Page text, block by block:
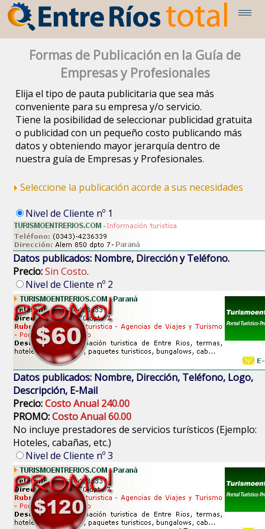
Formas de Publicación en la Guía de
Empresas y Profesionales
Elija el tipo de pauta publicitaria que sea más
conveniente para su empresa y/o servicio.
Tiene la posibilidad de seleccionar publicidad gratuita
o publicidad con un pequeño costo publicando más
datos y obteniendo mayor jerarquía dentro de
nuestra guía de Empresas y Profesionales.
Seleccione la publicación acorde a sus necesidades
Nivel de Cliente nº 1
Datos publicados: Nombre, Dirección y Teléfono.
Precio:Sin Costo.
Nivel de Cliente nº 2
Datos publicados: Nombre, Dirección, Teléfono, Logo,
Descripción, E-Mail
Precio:Costo Anual 240.00
PROMO:Costo Anual 60.00
No incluye prestadores de servicios turísticos (Ejemplo:
Hoteles, cabañas, etc.)
Nivel de Cliente nº 3